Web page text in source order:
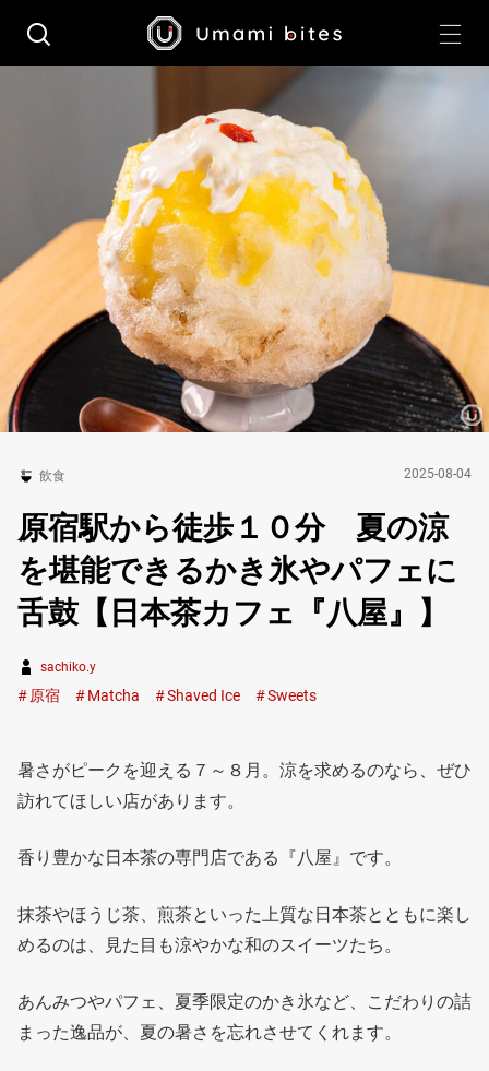
飲食 2025-08-04
原宿駅から徒歩１０分 夏の涼
を堪能できるかき氷やパフェに
舌鼓【日本茶カフェ『八屋』】
sachiko.y
原宿 Matcha Shaved Ice Sweets
暑さがピークを迎える７～８月。涼を求めるのなら、ぜひ
訪れてほしい店があります。
香り豊かな日本茶の専門店である『八屋』です。
抹茶やほうじ茶、煎茶といった上質な日本茶とともに楽し
めるのは、見た目も涼やかな和のスイーツたち。
あんみつやパフェ、夏季限定のかき氷など、こだわりの詰
まった逸品が、夏の暑さを忘れさせてくれます。